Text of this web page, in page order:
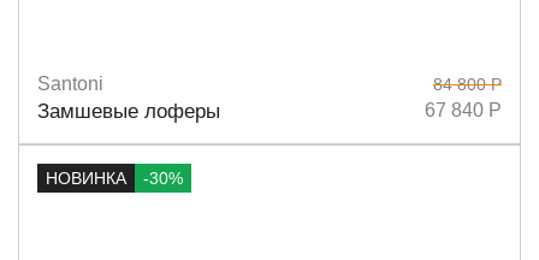
Размеры 36,5
Santoni
Замшевые лоферы
84 800 Р
67 840 Р
НОВИНКА -30%